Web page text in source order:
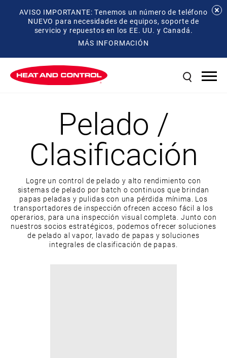
AVISO IMPORTANTE: Tenemos un número de teléfono
NUEVO para necesidades de equipos, soporte de
servicio y repuestos en los EE. UU. y Canadá.
MÁS INFORMACIÓN
Pelado /
Clasificación
Logre un control de pelado y alto rendimiento con
sistemas de pelado por batch o continuos que brindan
papas peladas y pulidas con una pérdida mínima. Los
transportadores de inspección ofrecen acceso fácil a los
operarios, para una inspección visual completa. Junto con
nuestros socios estratégicos, podemos ofrecer soluciones
de pelado al vapor, lavado de papas y soluciones
integrales de clasificación de papas.